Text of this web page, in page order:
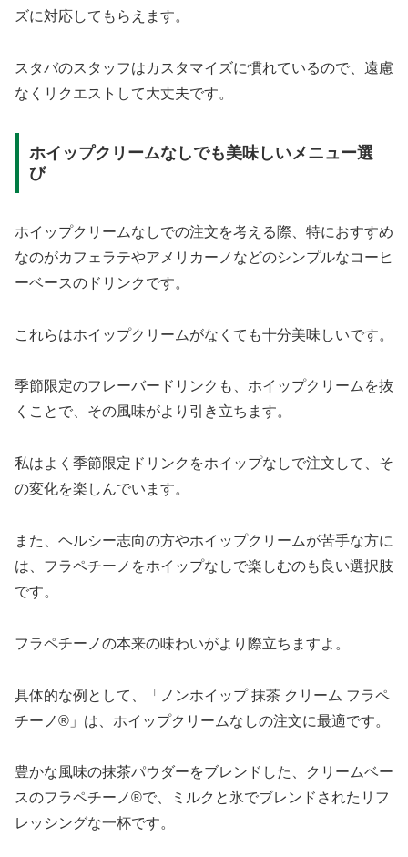
ズに対応してもらえます。
スタバのスタッフはカスタマイズに慣れているので、遠慮
なくリクエストして大丈夫です。
ホイップクリームなしでも美味しいメニュー選
び
ホイップクリームなしでの注文を考える際、特におすすめ
なのがカフェラテやアメリカーノなどのシンプルなコーヒ
ーベースのドリンクです。
これらはホイップクリームがなくても十分美味しいです。
季節限定のフレーバードリンクも、ホイップクリームを抜
くことで、その風味がより引き立ちます。
私はよく季節限定ドリンクをホイップなしで注文して、そ
の変化を楽しんでいます。
また、ヘルシー志向の方やホイップクリームが苦手な方に
は、フラペチーノをホイップなしで楽しむのも良い選択肢
です。
フラペチーノの本来の味わいがより際立ちますよ。
具体的な例として、「ノンホイップ 抹茶 クリーム フラペ
チーノ®」は、ホイップクリームなしの注文に最適です。
豊かな風味の抹茶パウダーをブレンドした、クリームベー
スのフラペチーノ®で、ミルクと氷でブレンドされたリフ
レッシングな一杯です。